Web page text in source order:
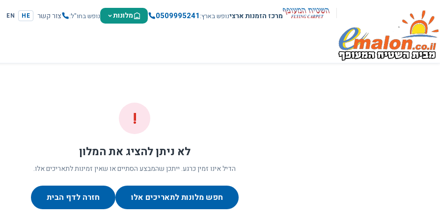
מרכז הזמנות ארצינופש בארץ 0509995241 מלונות נופש בחו"ל צור קשר HE
EN
!
לא ניתן להציג את המלון
הדיל אינו זמין כרגע. ייתכן שהמבצע הסתיים או שאין זמינות לתאריכים אלו.
חפש מלונות לתאריכים אלו חזרה לדף הבית